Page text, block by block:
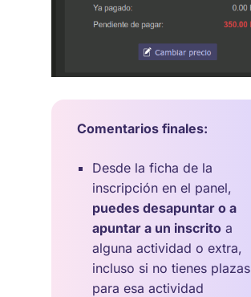
Comentarios finales:
Desde la ficha de la
inscripción en el panel,
puedes desapuntar o a
apuntar a un inscrito a
alguna actividad o extra,
incluso si no tienes plazas
para esa actividad